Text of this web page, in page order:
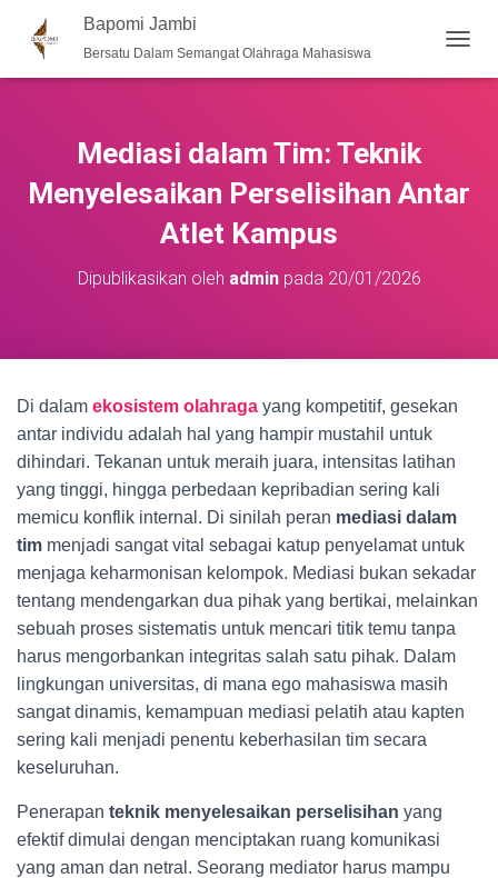
Bapomi Jambi
Bersatu Dalam Semangat Olahraga Mahasiswa
O
A
Mediasi dalam Tim: Teknik
Menyelesaikan Perselisihan Antar
Atlet Kampus
Dipublikasikan oleh adminpada 20/01/2026
Di dalam ekosistem olahraga yang kompetitif, gesekan
antar individu adalah hal yang hampir mustahil untuk
dihindari. Tekanan untuk meraih juara, intensitas latihan
yang tinggi, hingga perbedaan kepribadian sering kali
memicu konflik internal. Di sinilah peran mediasi dalam
tim menjadi sangat vital sebagai katup penyelamat untuk
menjaga keharmonisan kelompok. Mediasi bukan sekadar
tentang mendengarkan dua pihak yang bertikai, melainkan
sebuah proses sistematis untuk mencari titik temu tanpa
harus mengorbankan integritas salah satu pihak. Dalam
lingkungan universitas, di mana ego mahasiswa masih
sangat dinamis, kemampuan mediasi pelatih atau kapten
sering kali menjadi penentu keberhasilan tim secara
keseluruhan.
Penerapan teknik menyelesaikan perselisihan yang
efektif dimulai dengan menciptakan ruang komunikasi
yang aman dan netral. Seorang mediator harus mampu